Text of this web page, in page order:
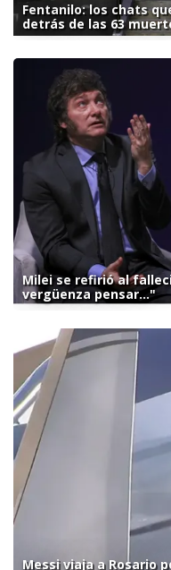
Fentanilo: los chats
detrás de las 63
Milei se refirió al
vergüenza pensar..."
Messi viaja a Rosario